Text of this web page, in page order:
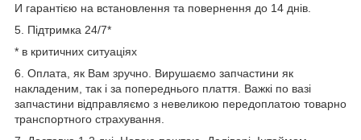
И гарантією на встановлення та повернення до 14 днів.
5. Підтримка 24/7*
* в критичних ситуаціях
6. Оплата, як Вам зручно. Вирушаємо запчастини як
накладеним, так і за попереднього плаття. Важкі по вазі
запчастини відправляємо з невеликою передоплатою товарно
транспортного страхування.